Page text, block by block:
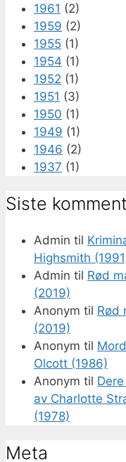
1961 (2)
1959 (2)
1955 (1)
1954 (1)
1952 (1)
1951 (3)
1950 (1)
1949 (1)
1946 (2)
1937 (1)
Siste
Admin til
Highsmith
Admin til Rød
(2019)
Anonym til Rød
(2019)
Anonym til
Olcott (1986)
Anonym til
av Charlotte
(1978)
Meta